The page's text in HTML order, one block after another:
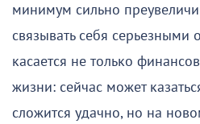
минимум сильно
связывать себя серьезными
касается не только
жизни: сейчас может
сложится удачно, но на